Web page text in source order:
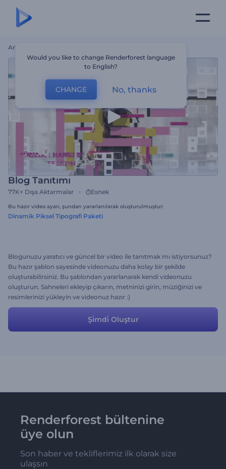
Ana Sayfa
Blog Tanıtımı
77K+ Dışa Aktarmalar Esnek
Bu hazır video ayarı, şundan yararlanılarak oluşturulmuştur:
Dinamik Piksel Tipografi Paketi
Blogunuzu yaratıcı ve güncel bir video ile tanıtmak mı istiyorsunuz?
Bu hazır şablon sayesinde videonuzu daha kolay bir şekilde
oluşturabilirsiniz. Bu şablondan yararlanarak kendi videonuzu
oluşturun. Sahneleri ekleyip çıkarın, metninizi girin, müziğinizi ve
resimlerinizi yükleyin ve videonuz hazır :)
Şi̇mdi̇ Oluştur
Renderforest bültenine
üye olun
Son haber ve tekliflerimiz ilk olarak size
ulaşsın
Would you like to change Renderforest language
to English?
CHANGE No, thanks